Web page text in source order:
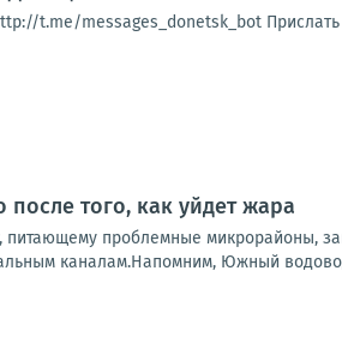
t.me/messages_donetsk_bot
того, как уйдет жара
проблемные микрорайоны,
каналам.Напомним, Южный